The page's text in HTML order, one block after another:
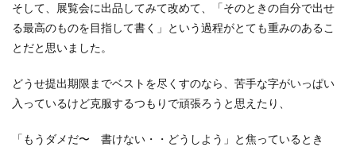
そして、展覧会に出品してみて改めて、「そのときの自分で出せ
る最高のものを目指して書く」という過程がとても重みのあるこ
とだと思いました。
どうせ提出期限までベストを尽くすのなら、苦手な字がいっぱい
入っているけど克服するつもりで頑張ろうと思えたり、
「もうダメだ〜 書けない・・どうしよう」と焦っているとき